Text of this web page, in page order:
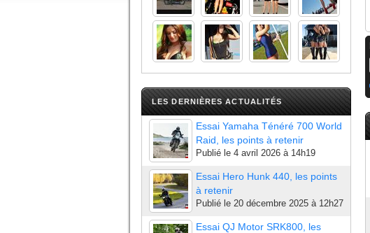
LES DERNIÈRES ACTUALITÉS
Essai Yamaha Ténéré 700 World
Raid, les points à retenir
Publié le 4 avril 2026 à 14h19
Essai Hero Hunk 440, les points
à retenir
Publié le 20 décembre 2025 à 12h27
Essai QJ Motor SRK800, les